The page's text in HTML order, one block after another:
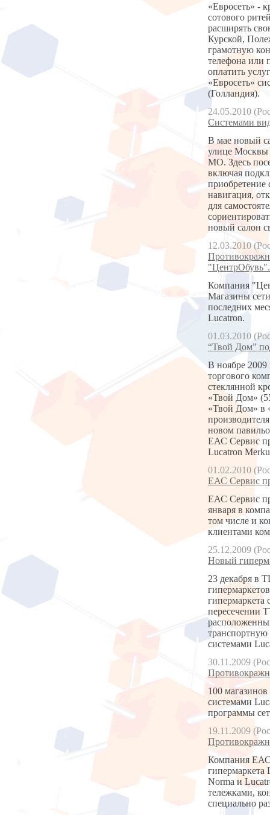
«Евросеть» -
сотового
расширять
Курской,
грамотную
телефона или
оплатить
«Евросеть»
(Голландия).
24.05.2010
Системами
В мае новый
улице Москвы
МО. Здесь
включая
приобретение
навигация,
для
новый салон
12.03.2010
"ЦентрОбувь".
Компания
Магазины
последних
Lucatron.
01.03.2010
“Твой Дом”
В ноябре 2009
торгового
стеклянной
«Твой Дом»
«Твой Дом» в
новом
ЕАС Сервис
Lucatron
01.02.2010
ЕАС Сервис
ЕАС Сервис
января в
том числе и
клиентами
25.12.2009
Новый
23 декабря в
гипермаркета
пересечении
транспортную
системами
30.11.2009
100
системами
программы
19.11.2009
Компания ЕАС
гипермаркета
Norma и
тележками,
специально